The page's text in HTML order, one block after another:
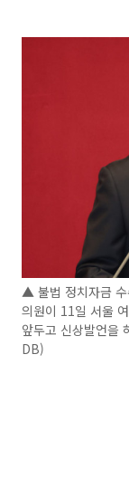
▲ 불법 정치자금 수
의원이 11일 서울
앞두고 신상발언을
DB)